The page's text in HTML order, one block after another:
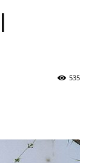
535